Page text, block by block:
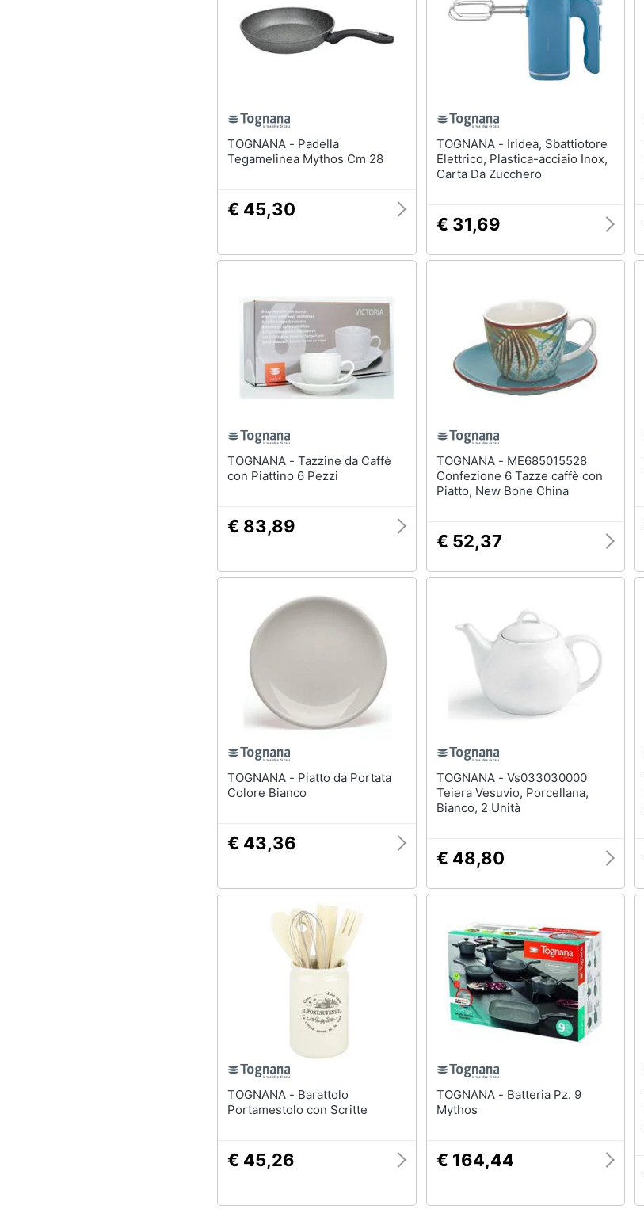
TOGNANA - Padella
Tegamelinea Mythos Cm 28
€ 45,30
TOGNANA - Iridea, Sbattiotore
Elettrico, Plastica-acciaio Inox,
Carta Da Zucchero
€ 31,69
TOGNANA - Tazzine da Caffè
con Piattino 6 Pezzi
€ 83,89
TOGNANA - ME685015528
Confezione 6 Tazze caffè con
Piatto, New Bone China
€ 52,37
TOGNANA - Piatto da Portata
Colore Bianco
€ 43,36
TOGNANA - Vs033030000
Teiera Vesuvio, Porcellana,
Bianco, 2 Unità
€ 48,80
TOGNANA - Barattolo
Portamestolo con Scritte
€ 45,26
TOGNANA - Batteria Pz. 9
Mythos
€ 164,44